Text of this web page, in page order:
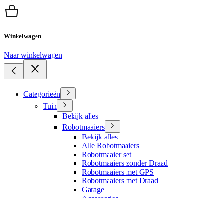
Winkelwagen
Naar winkelwagen
Categorieën
Tuin
Bekijk alles
Robotmaaiers
Bekijk alles
Alle Robotmaaiers
Robotmaaier set
Robotmaaiers zonder Draad
Robotmaaiers met GPS
Robotmaaiers met Draad
Garage